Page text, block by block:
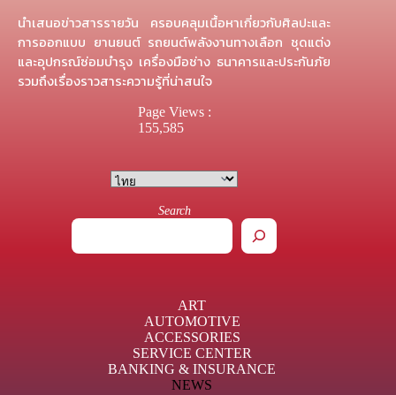
นำเสนอข่าวสารรายวัน ครอบคลุมเนื้อหาเกี่ยวกับศิลปะและ
การออกแบบ ยานยนต์ รถยนต์พลังงานทางเลือก ชุดแต่ง
และอุปกรณ์ซ่อมบำรุง เครื่องมือช่าง ธนาคารและประกันภัย
รวมถึงเรื่องราวสาระความรู้ที่น่าสนใจ
Page Views :
155,585
Search
ART
AUTOMOTIVE
ACCESSORIES
SERVICE CENTER
BANKING & INSURANCE
NEWS